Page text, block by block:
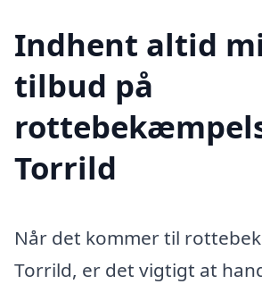
Indhent altid
tilbud på
Torrild
Når det kommer til
Torrild, er det vigtigt at